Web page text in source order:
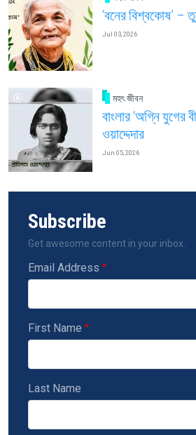
‘বনের বিশ্বকোষ’ –
Jul 03, 2026
মহৎ জীবন
বাংলার ‘অগ্নি যুগের
ওয়াদ্দেদার
Jun 05, 2026
Subscribe
Get awesome content in your inbox.
Email Address
First Name
Last Name